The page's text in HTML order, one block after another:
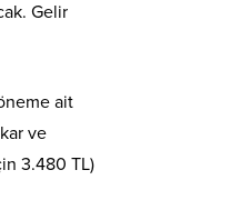
Gelir
ait
ve
3.480 TL)